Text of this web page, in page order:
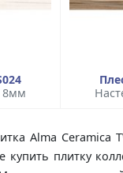
8мм
Alma
плитку